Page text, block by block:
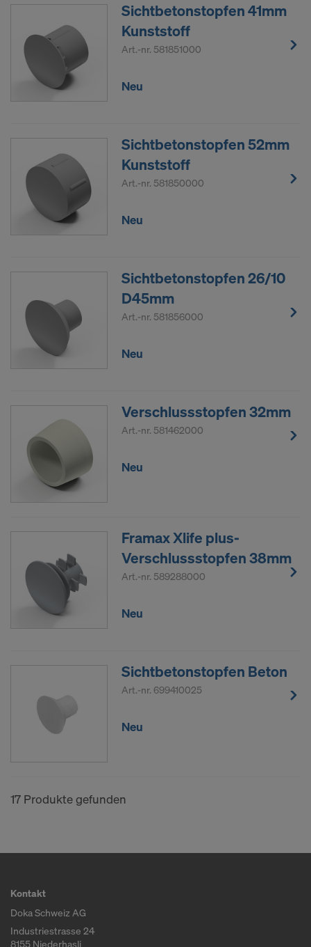
Sichtbetonstopfen 41mm
Kunststoff
Art.-nr. 581851000
Neu
Sichtbetonstopfen 52mm
Kunststoff
Art.-nr. 581850000
Neu
Sichtbetonstopfen 26/10
D45mm
Art.-nr. 581856000
Neu
Verschlussstopfen 32mm
Art.-nr. 581462000
Neu
Framax Xlife plus-
Verschlussstopfen 38mm
Art.-nr. 589288000
Neu
Sichtbetonstopfen Beton
Art.-nr. 699410025
Neu
17 Produkte gefunden
Kontakt
Doka Schweiz AG
Industriestrasse 24
8155 Niederhasli